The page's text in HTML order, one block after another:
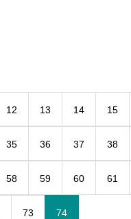
12 13 14 15
35 36 37 38
58 59 60 61
73 74